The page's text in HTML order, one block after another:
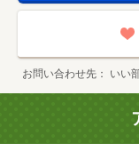
お問い合わせ先 いい